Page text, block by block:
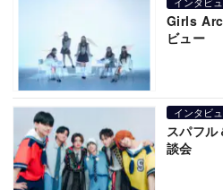
Girls
ビュー
インタビ
スパフ
談会